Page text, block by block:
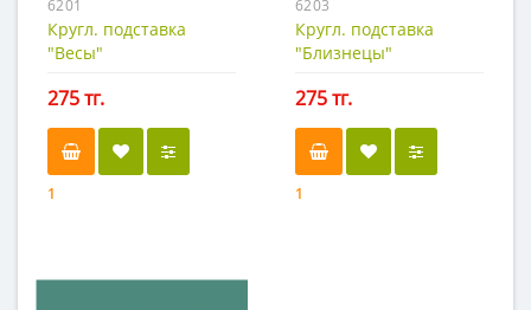
6201
Кругл. подставка
"Весы"
275 тг.
1
6203
Кругл. подставка
"Близнецы"
275 тг.
1